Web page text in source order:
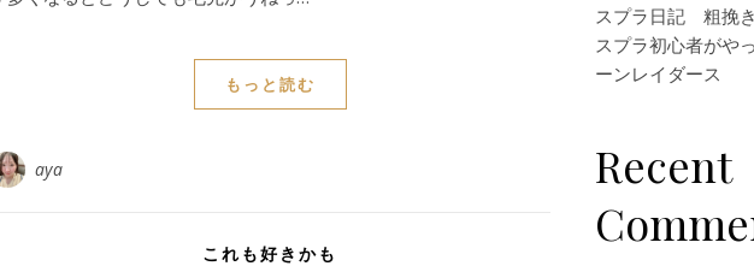
もっと読む
aya
これも好きかも
スプラ日記 粗挽
スプラ初心者がや
ーンレイダース
Recent